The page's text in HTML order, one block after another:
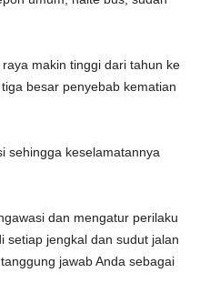
makin tinggi dari tahun ke
besar penyebab kematian
sehingga keselamatannya
dan mengatur perilaku
setiap jengkal dan sudut jalan
jawab Anda sebagai